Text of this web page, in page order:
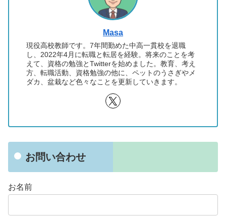
Masa
現役高校教師です。7年間勤めた中高一貫校を退職
し、2022年4月に転職と転居を経験。将来のことを考
えて、資格の勉強とTwitterを始めました。教育、考え
方、転職活動、資格勉強の他に、ペットのうさぎやメ
ダカ、盆栽など色々なことを更新していきます。
お問い合わせ
お名前